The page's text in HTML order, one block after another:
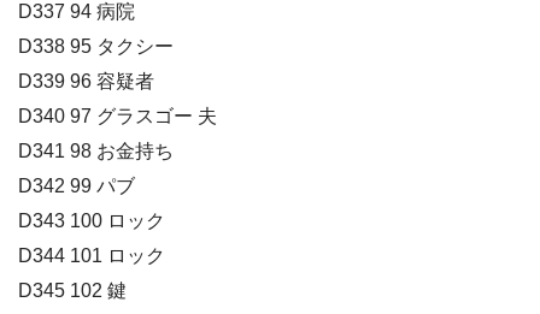
D337 94 病院
D338 95 タクシー
D339 96 容疑者
D340 97 グラスゴー 夫
D341 98 お金持ち
D342 99 パブ
D343 100 ロック
D344 101 ロック
D345 102 鍵